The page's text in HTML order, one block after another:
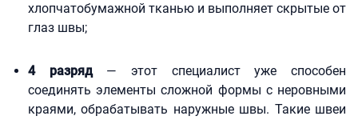
хлопчатобумажной тканью и выполняет скрытые от
глаз швы;
4 разряд — этот специалист уже способен
соединять элементы сложной формы с неровными
краями, обрабатывать наружные швы. Такие швеи